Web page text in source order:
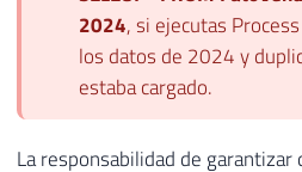
2024, si ejecutas
los datos de 2024 y
estaba cargado.
La responsabilidad de garantizar